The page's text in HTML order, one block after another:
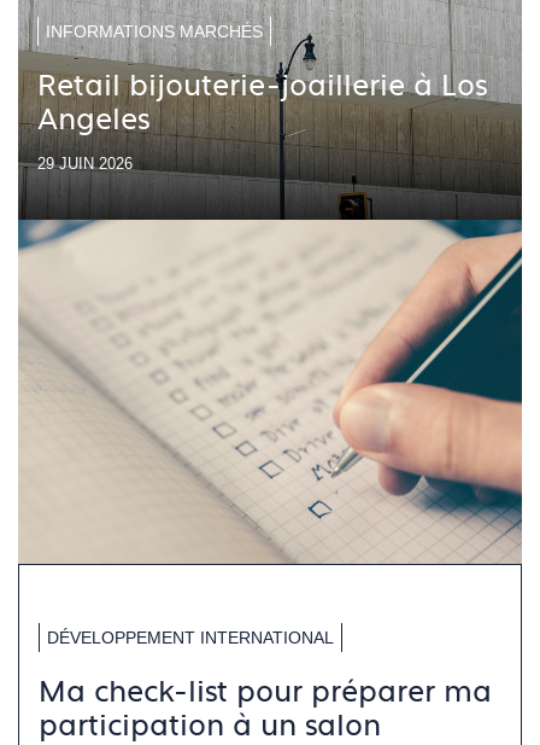
INFORMATIONS MARCHÉS
Retail bijouterie-joaillerie à Los
Angeles
29 JUIN 2026
DÉVELOPPEMENT INTERNATIONAL
Ma check-list pour préparer ma
participation à un salon